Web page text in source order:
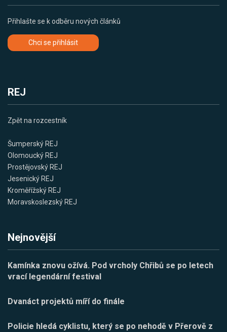
Přihlašte se k odběru nových článků
Chci se přihlásit
REJ
Zpět na rozcestník
Šumperský REJ
Olomoucký REJ
Prostějovský REJ
Jesenický REJ
Kroměřížský REJ
Moravskoslezský REJ
Nejnovější
Kamínka znovu ožívá. Pod vrcholy Chřibů se po letech
vrací legendární festival
Dvanáct projektů míří do finále
Policie hledá cyklistu, který se po nehodě v Přerově z